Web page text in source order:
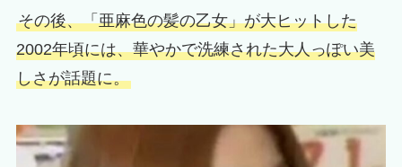
その後、「亜麻色の髪の乙女」が大ヒットした
2002年頃には、華やかで洗練された大人っぽい美
しさが話題に。